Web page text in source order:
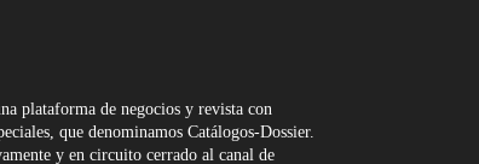
plataforma de negocios y revista con
que denominamos Catálogos-Dossier.
y en circuito cerrado al canal de